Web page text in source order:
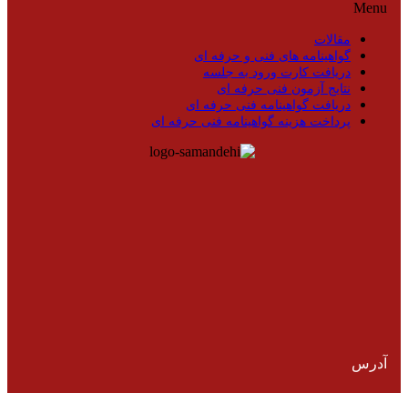
Menu
مقالات
گواهینامه های فنی و حرفه ای
دریافت کارت ورود به جلسه
نتایج آزمون فنی حرفه ای
دریافت گواهینامه فنی حرفه ای
پرداخت هزینه گواهینامه فنی حرفه ای
آدرس